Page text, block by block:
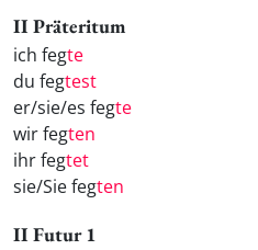
II Präteritum
ich fegte
du fegtest
er/sie/es fegte
wir fegten
ihr fegtet
sie/Sie fegten
II Futur 1